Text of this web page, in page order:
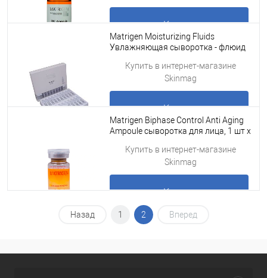
Купить
Подробнее
Matrigen Moisturizing Fluids
Увлажняющая сыворотка - флюид
и дермап
Купить в интернет-магазине
Skinmag
Купить
Подробнее
Matrigen Biphase Control Anti Aging
Ampoule сыворотка для лица, 1 шт х
Купить в интернет-магазине
Skinmag
Купить
Назад 1 2 Вперед